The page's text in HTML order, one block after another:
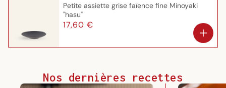
Petite assiette grise faïence fine Minoyaki
"hasu"
Prix
17,60 €
Nos dernières recettes